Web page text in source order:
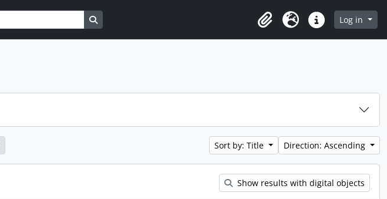
ClipboardLanguageQuick linksLog in
Sort by: Title Direction: Ascending
Show results with digital objects